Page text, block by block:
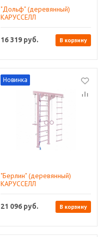
"Дольф" (деревянный)
КАРУССЕЛЛ
16 319 руб. В корзину
Новинка
"Берлин" (деревянный)
КАРУССЕЛЛ
21 096 руб. В корзину